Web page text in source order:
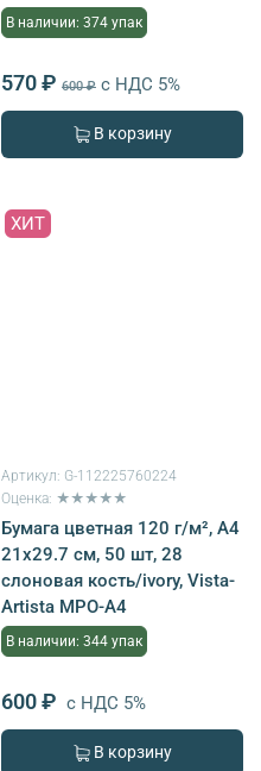
В наличии: 374 упак
570 ₽ 600 ₽ с НДС 5%
В корзину
ХИТ
Артикул: G-112225760224
Оценка: ★★★★★
Бумага цветная 120 г/м², A4
21х29.7 см, 50 шт, 28
слоновая кость/ivory, Vista-
Artista MPO-A4
В наличии: 344 упак
600 ₽ с НДС 5%
В корзину